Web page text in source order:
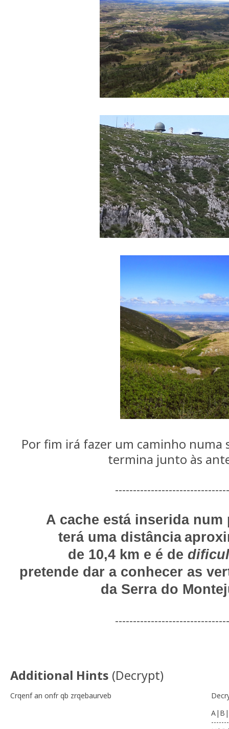
Por fim irá fazer um caminho numa
termina junto às
A cache está inserida
terá uma distância
de 10,4 km e é de
pretende dar a conhecer as
da Serra do
Additional Hints (Decrypt)
Crqenf an onfr qb zrqebaurveb